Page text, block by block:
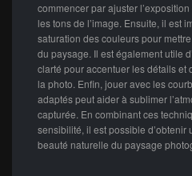
commencer par ajuster
les tons de l’image. Ensuite, il est
saturation des couleurs pour
du paysage. Il est également utile
clarté pour accentuer les détails et
la photo. Enfin, jouer avec les
adaptés peut aider à sublimer
capturée. En combinant ces
sensibilité, il est possible
beauté naturelle du paysage